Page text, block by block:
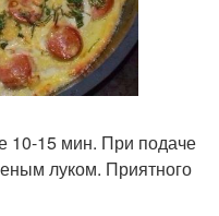
10-15 мин. При подаче
луком. Приятного